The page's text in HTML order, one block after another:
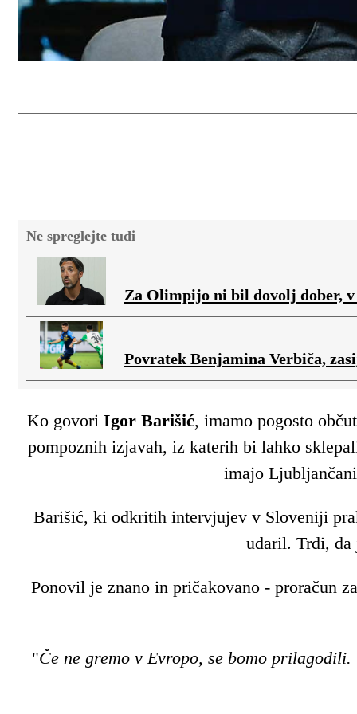
Ne spreglejte tudi
Za Olimpijo ni bil dovolj dober, v
Povratek Benjamina Verbiča,
Ko govori Igor Barišić, imamo pogosto
pompoznih izjavah, iz katerih bi lahko
imajo
Barišić, ki odkritih intervjujev v Sloveniji
udaril. Trdi,
Ponovil je znano in pričakovano - proračun
"Če ne gremo v Evropo, se bomo